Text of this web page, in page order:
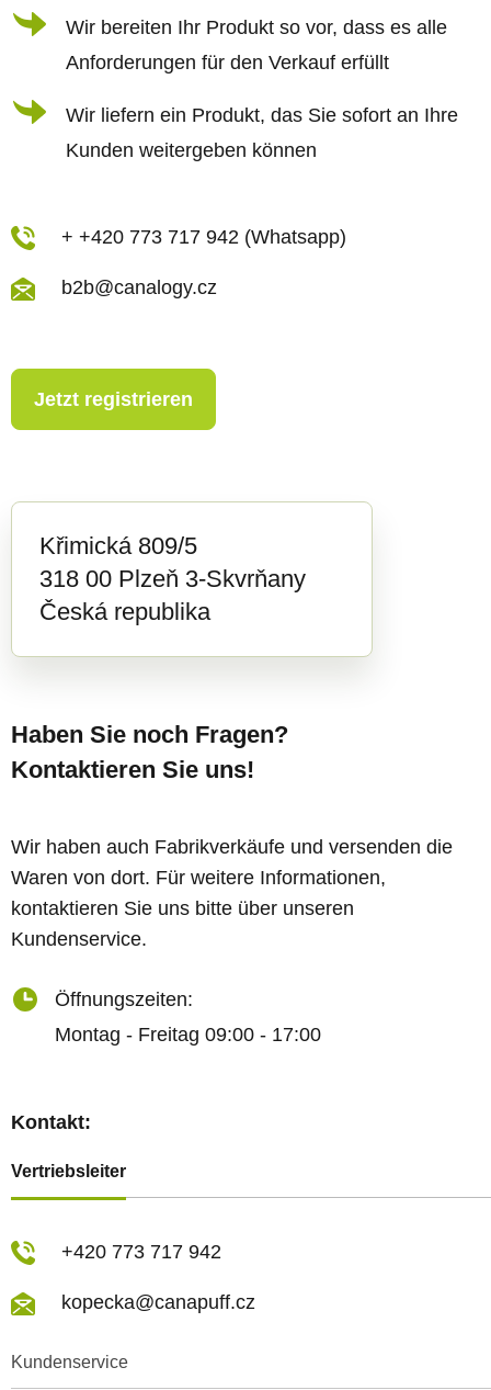
n
t
e
d
e
i
Wir bereiten Ihr Produkt so vor, dass es alle
Anforderungen für den Verkauf erfüllt
Wir liefern ein Produkt, das Sie sofort an Ihre
Kunden weitergeben können
+ +420 773 717 942 (Whatsapp)
b2b@canalogy.cz
Jetzt registrieren
Křimická 809/5
318 00 Plzeň 3-Skvrňany
Česká republika
Haben Sie noch Fragen?
Kontaktieren Sie uns!
Wir haben auch Fabrikverkäufe und versenden die
Waren von dort. Für weitere Informationen,
kontaktieren Sie uns bitte über unseren
Kundenservice.
Öffnungszeiten:
Montag - Freitag 09:00 - 17:00
Kontakt:
Kundenservice
Vertriebsleiter
+420 773 717 942
kopecka@canapuff.cz